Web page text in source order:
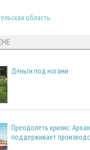
область
Деньги под ногами
Преодолеть кризис:
поддерживает